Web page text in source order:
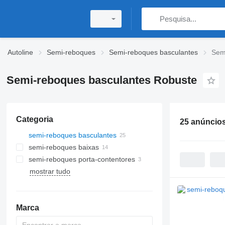
Autoline Semi-reboques Semi-reboques basculantes
Semi-reboques basculantes Robuste
Categoria
semi-reboques basculantes
semi-reboques baixas
semi-reboques porta-contentores
mostrar tudo
Marca
25